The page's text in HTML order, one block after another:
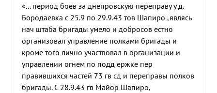
«... период боев за днепровскую переправу у д.
Бородаевка с 25.9 по 29.9.43 тов Шапиро ,являсь
нач штаба бригады умело и добросов естно
организовал управление полками бригады и
кроме того лично участвовал в организации и
управлении огнем по подд ержке пер
правившихся частей 73 гв сд и переправы полков
бригады. С 28.9.43 гв Майор Шапиро,